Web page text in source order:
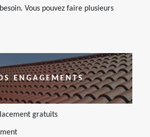
Vous pouvez faire plusieurs
ENGAGEMENTS
gratuits